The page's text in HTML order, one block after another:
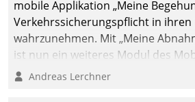
mobile Applikation „Meine
Verkehrssicherungspflicht in ihren
wahrzunehmen. Mit „Meine
ist nun ein weiteres Modul des
Einsatz.
Andreas Lerchner